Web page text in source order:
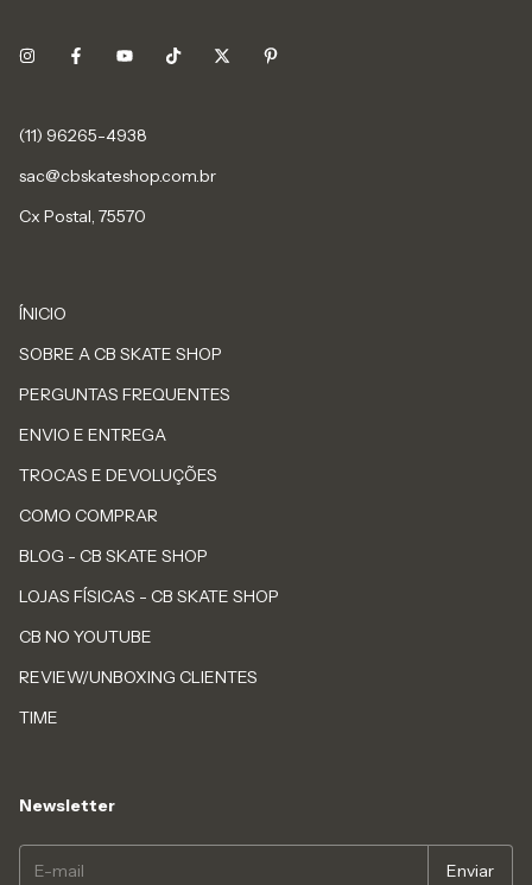
sac@cbskateshop.com.br
Cx Postal, 75570
ÍNICIO
SOBRE A CB SKATE SHOP
PERGUNTAS FREQUENTES
ENVIO E ENTREGA
TROCAS E DEVOLUÇÕES
COMO COMPRAR
BLOG - CB SKATE SHOP
LOJAS FÍSICAS - CB SKATE SHOP
CB NO YOUTUBE
REVIEW/UNBOXING CLIENTES
TIME
Newsletter